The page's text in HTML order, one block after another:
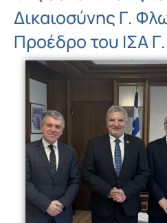
Δικαιοσύνης Γ.
Προέδρο του ΙΣΑ